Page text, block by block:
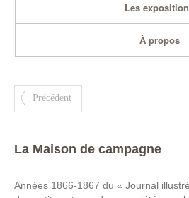
Les
À propos
Précédent
La Maison de campagne
Années 1866-1867 du « Journal